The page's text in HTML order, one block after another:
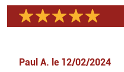
Paul A. le 12/02/2024